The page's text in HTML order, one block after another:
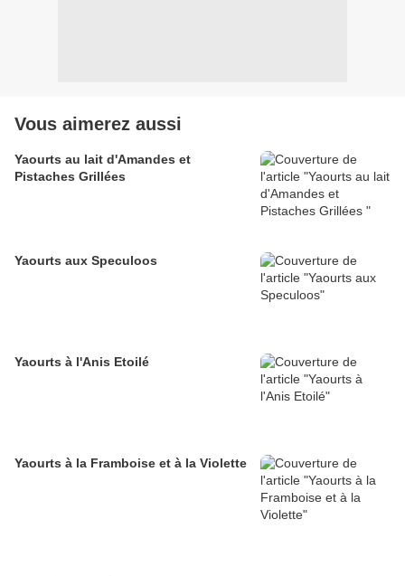
Vous aimerez aussi
Yaourts au lait d'Amandes et
Pistaches Grillées
Yaourts aux Speculoos
Yaourts à l'Anis Etoilé
Yaourts à la Framboise et à la Violette